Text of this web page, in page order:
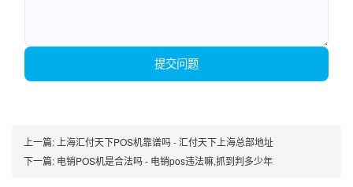
提交问题
上一篇: 上海汇付天下POS机靠谱吗 - 汇付天下上海总部地址
下一篇: 电销POS机是合法吗 - 电销pos违法嘛,抓到判多少年